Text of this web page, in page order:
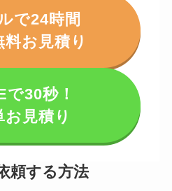
で24時間
料お見積り
で30秒！
お見積り
頼する方法